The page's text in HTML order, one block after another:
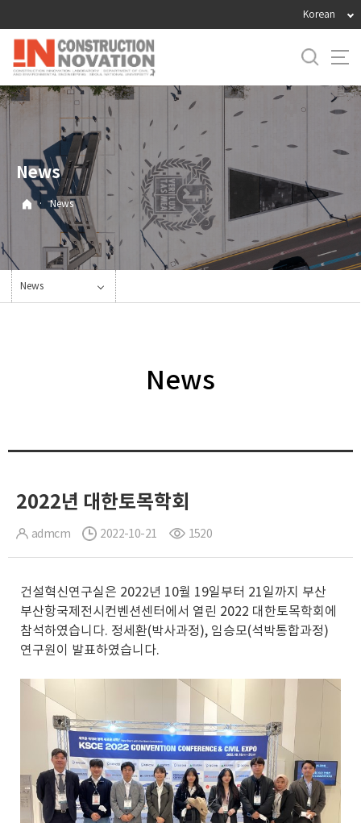
로
메
뉴
Korean
News
· News
News
News
2022년 대한토목학회
admcm 2022-10-21 1520
건설혁신연구실은 2022년 10월 19일부터 21일까지 부산
부산항국제전시컨벤션센터에서 열린 2022 대한토목학회에
참석하였습니다. 정세환(박사과정), 임승모(석박통합과정)
연구원이 발표하였습니다.